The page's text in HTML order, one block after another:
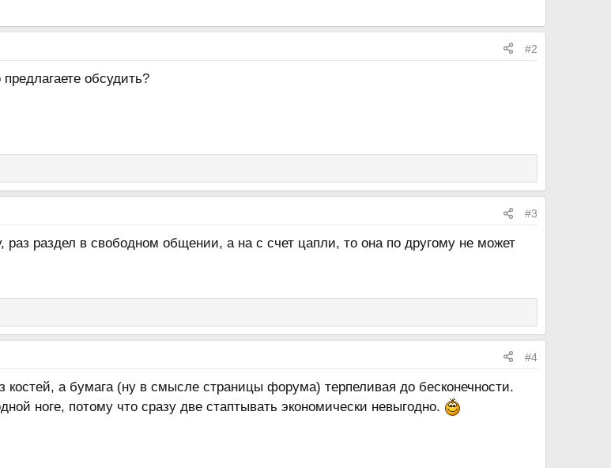
#2
обсудить?
#3
раздел в свободном общении, а на с счет цапли, то она по другому не может
#4
костей, а бумага (ну в смысле страницы форума) терпеливая до бесконечности.
ноге, потому что сразу две стаптывать экономически невыгодно.